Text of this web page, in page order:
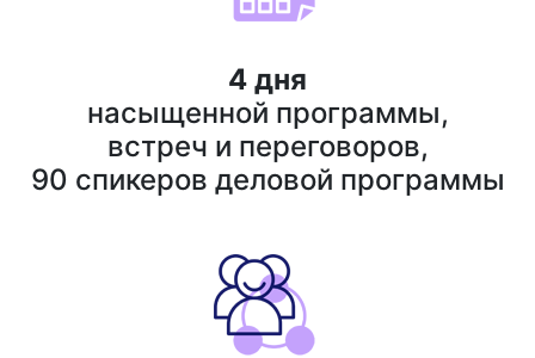
4 дня
насыщенной программы,
встреч и переговоров,
90 спикеров деловой программы